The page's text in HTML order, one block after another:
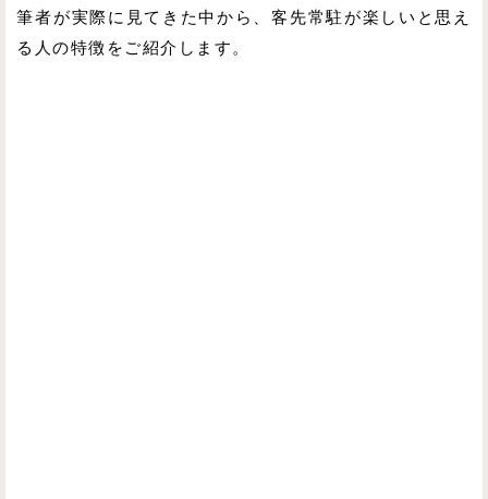
筆者が実際に見てきた中から、客先常駐が楽しいと思え
る人の特徴をご紹介します。